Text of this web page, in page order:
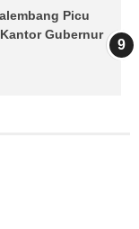
Picu
Gubernur